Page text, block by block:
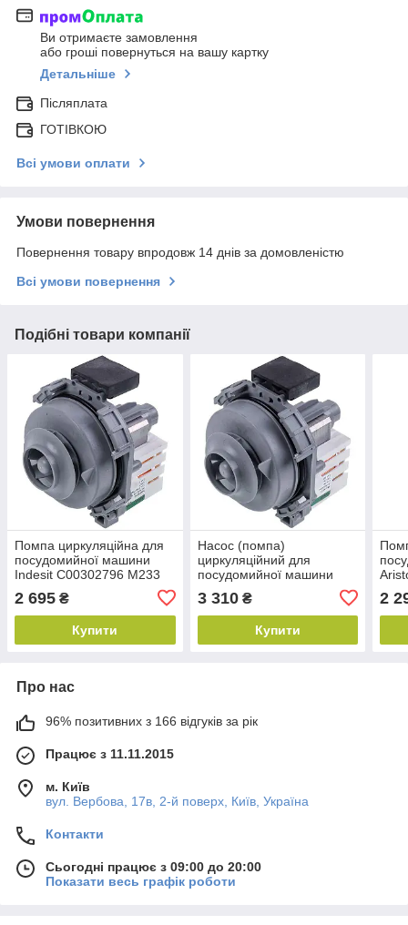
Ви отримаєте замовлення
або гроші повернуться на вашу картку
Детальніше
Післяплата
ГОТІВКОЮ
Всі умови оплати
Умови повернення
Повернення товару впродовж 14 днів за домовленістю
Всі умови повернення
Подібні товари компанії
Помпа циркуляційна для
посудомийної машини
Indesit C00302796 M233
2 695 ₴
Купити
Насос (помпа)
циркуляційний для
посудомийної машини
3 310₴
Купити
2
Про нас
96% позитивних з 166 відгуків за рік
Працює з 11.11.2015
м. Київ
вул. Вербова, 17в, 2-й поверх, Київ, Україна
Контакти
Сьогодні працює з 09:00 до 20:00
Показати весь графік роботи